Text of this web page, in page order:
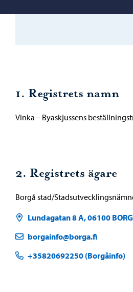
1. Registrets namn
Vinka – Byaskjussens
2. Registrets ägare
Borgå stad/
Lundagatan 8 A, 06100
borgainfo@borga.fi
+35820692250 (Borgåinfo)